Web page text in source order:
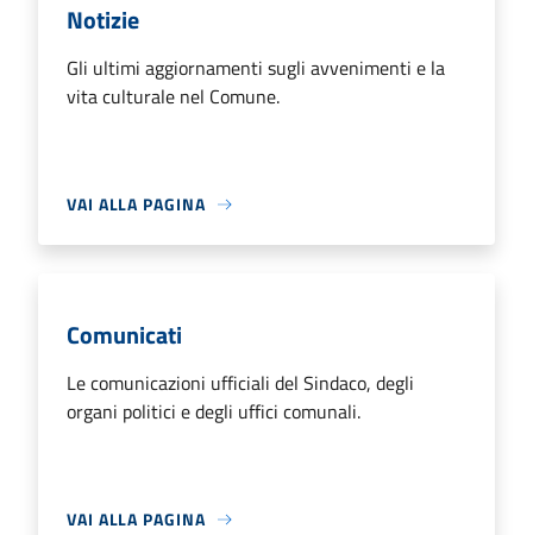
Notizie
Gli ultimi aggiornamenti sugli avvenimenti e la
vita culturale nel Comune.
VAI ALLA PAGINA
Comunicati
Le comunicazioni ufficiali del Sindaco, degli
organi politici e degli uffici comunali.
VAI ALLA PAGINA